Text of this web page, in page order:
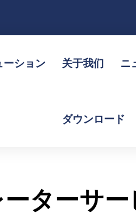
ーション 关于我们 ニ
ダウンロード
ターサー